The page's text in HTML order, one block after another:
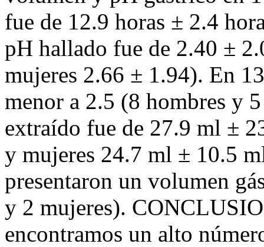
fue de 12.9 horas ± 2.4
pH hallado fue de 2.40 ±
mujeres 2.66 ± 1.94). En
menor a 2.5 (8 hombres y
extraído fue de 27.9 ml ±
y mujeres 24.7 ml ± 10.5
presentaron un volumen
y 2 mujeres).
encontramos un alto